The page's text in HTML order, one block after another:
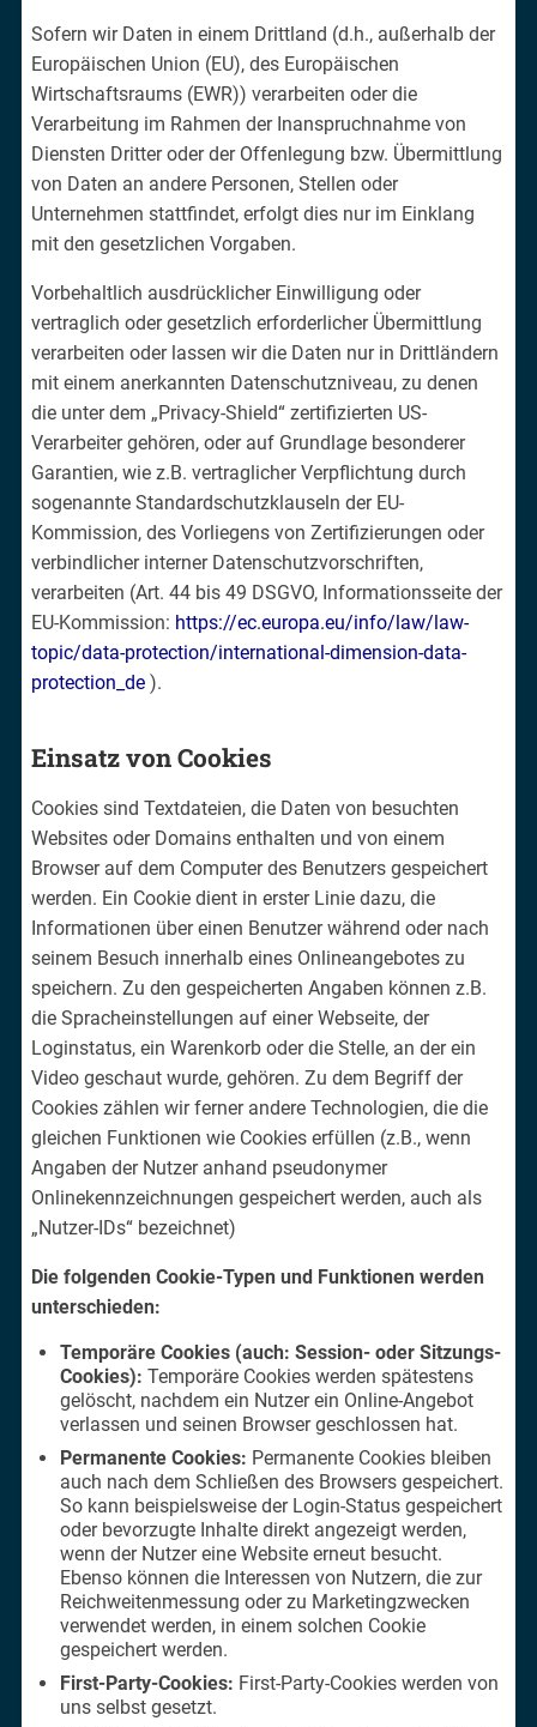
Sofern wir Daten in einem Drittland (d.h., außerhalb der
Europäischen Union (EU), des Europäischen
Wirtschaftsraums (EWR)) verarbeiten oder die
Verarbeitung im Rahmen der Inanspruchnahme von
Diensten Dritter oder der Offenlegung bzw. Übermittlung
von Daten an andere Personen, Stellen oder
Unternehmen stattfindet, erfolgt dies nur im Einklang
mit den gesetzlichen Vorgaben.
Vorbehaltlich ausdrücklicher Einwilligung oder
vertraglich oder gesetzlich erforderlicher Übermittlung
verarbeiten oder lassen wir die Daten nur in Drittländern
mit einem anerkannten Datenschutzniveau, zu denen
die unter dem „Privacy-Shield“ zertifizierten US-
Verarbeiter gehören, oder auf Grundlage besonderer
Garantien, wie z.B. vertraglicher Verpflichtung durch
sogenannte Standardschutzklauseln der EU-
Kommission, des Vorliegens von Zertifizierungen oder
verbindlicher interner Datenschutzvorschriften,
verarbeiten (Art. 44 bis 49 DSGVO, Informationsseite der
EU-Kommission: https://ec.europa.eu/info/law/law-
topic/data-protection/international-dimension-data-
protection_de ).
Einsatz von Cookies
Cookies sind Textdateien, die Daten von besuchten
Websites oder Domains enthalten und von einem
Browser auf dem Computer des Benutzers gespeichert
werden. Ein Cookie dient in erster Linie dazu, die
Informationen über einen Benutzer während oder nach
seinem Besuch innerhalb eines Onlineangebotes zu
speichern. Zu den gespeicherten Angaben können z.B.
die Spracheinstellungen auf einer Webseite, der
Loginstatus, ein Warenkorb oder die Stelle, an der ein
Video geschaut wurde, gehören. Zu dem Begriff der
Cookies zählen wir ferner andere Technologien, die die
gleichen Funktionen wie Cookies erfüllen (z.B., wenn
Angaben der Nutzer anhand pseudonymer
Onlinekennzeichnungen gespeichert werden, auch als
„Nutzer-IDs“ bezeichnet)
Die folgenden Cookie-Typen und Funktionen werden
unterschieden:
Temporäre Cookies (auch: Session- oder Sitzungs-
Cookies): Temporäre Cookies werden spätestens
gelöscht, nachdem ein Nutzer ein Online-Angebot
verlassen und seinen Browser geschlossen hat.
Permanente Cookies: Permanente Cookies bleiben
auch nach dem Schließen des Browsers gespeichert.
So kann beispielsweise der Login-Status gespeichert
oder bevorzugte Inhalte direkt angezeigt werden,
wenn der Nutzer eine Website erneut besucht.
Ebenso können die Interessen von Nutzern, die zur
Reichweitenmessung oder zu Marketingzwecken
verwendet werden, in einem solchen Cookie
gespeichert werden.
First-Party-Cookies: First-Party-Cookies werden von
uns selbst gesetzt.